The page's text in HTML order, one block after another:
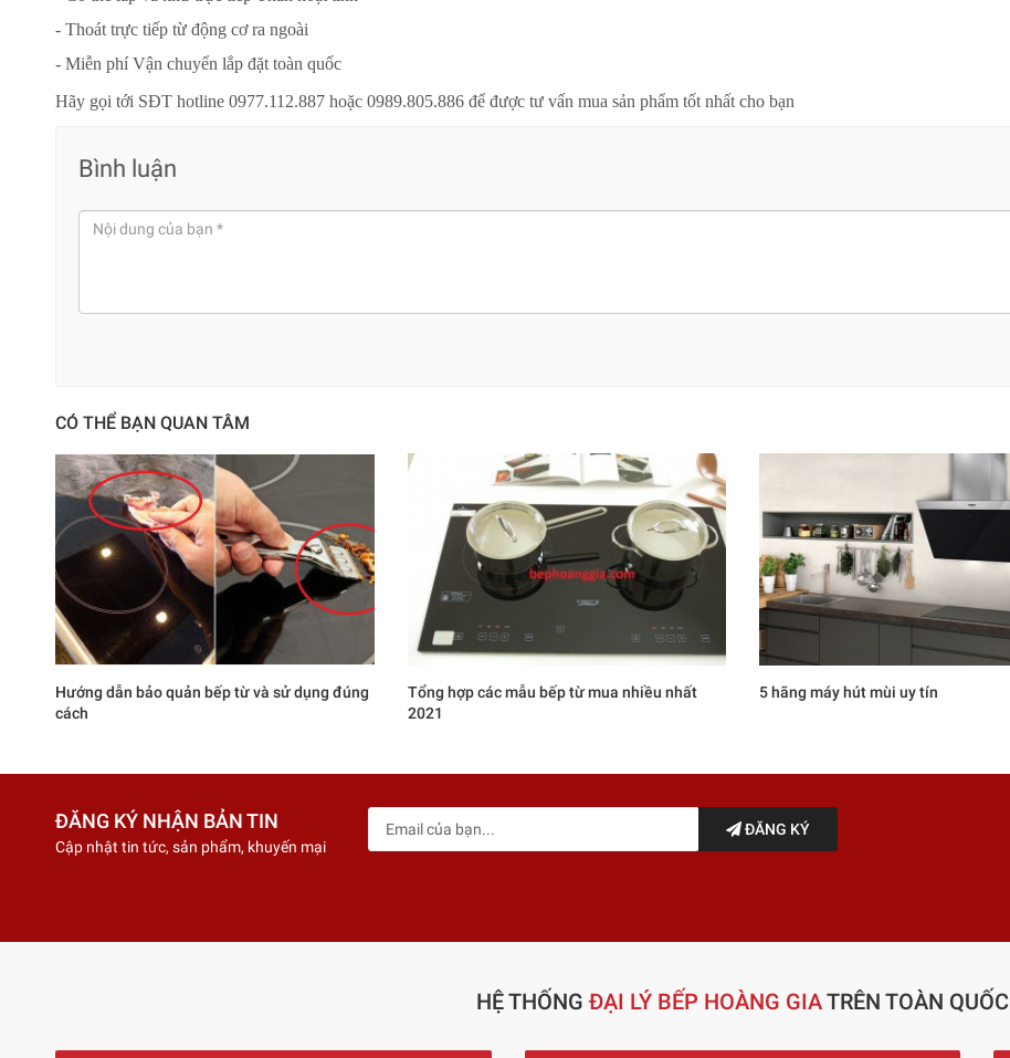
- Thoát trực tiếp từ động cơ ra ngoài
- Miễn phí Vận chuyển lắp đặt toàn quốc
Hãy gọi tới SĐT hotline 0977.112.887 hoặc 0989.805.886 để được tư vấn mua sản phẩm tốt nhất cho bạn
Bình luận
CÓ THỂ BẠN QUAN TÂM
Hướng dẫn bảo quản bếp từ và sử dụng đúng
cách
Tổng hợp các mẫu bếp từ mua nhiều nhất
2021
5 hãng máy hút mùi uy tín
ĐĂNG KÝ NHẬN BẢN TIN
Cập nhật tin tức, sản phẩm, khuyến mại
ĐĂNG KÝ
HỆ THỐNG ĐẠI LÝ BẾP HOÀNG GIATRÊN TOÀN QUỐC